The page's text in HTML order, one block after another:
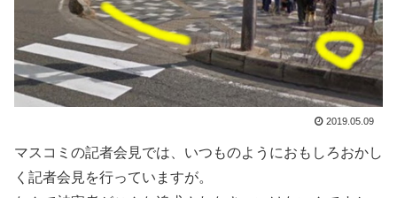
2019.05.09
マスコミの記者会見では、いつものようにおもしろおかし
く記者会見を行っていますが。